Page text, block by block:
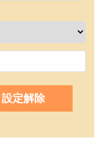
設定解除